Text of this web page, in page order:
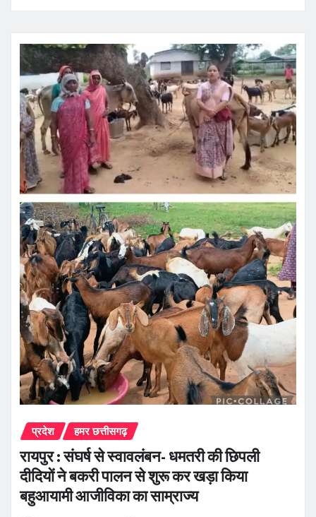
प्रदेश हमर छत्तीसगढ़
रायपुर : संघर्ष से स्वावलंबन- धमतरी की छिपली
दीदियों ने बकरी पालन से शुरू कर खड़ा किया
बहुआयामी आजीविका का साम्राज्य